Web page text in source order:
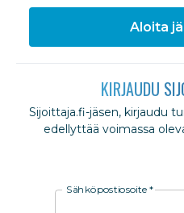
Aloita
KIRJAUDU
Sijoittaja.fi-jäsen, kirjaudu
edellyttää voimassa
Sähköpostiosoite *